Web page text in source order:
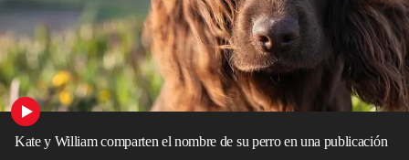
Kate y William comparten el nombre de su perro en una publicación